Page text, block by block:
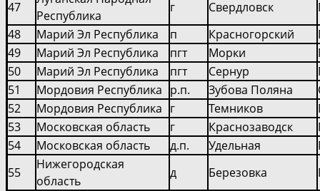
47
Республика
г Свердловск
48
Марий Эл Республика п Красногорский
49
Марий Эл Республика пгт Морки
50
Марий Эл Республика пгт Сернур
51
Мордовия Республика р.п. Зубова Поляна
52
Мордовия Республика г Темников
53
Московская область г Краснозаводск
54
Московская область д.п. Удельная
55
Нижегородская
область
д Березовка